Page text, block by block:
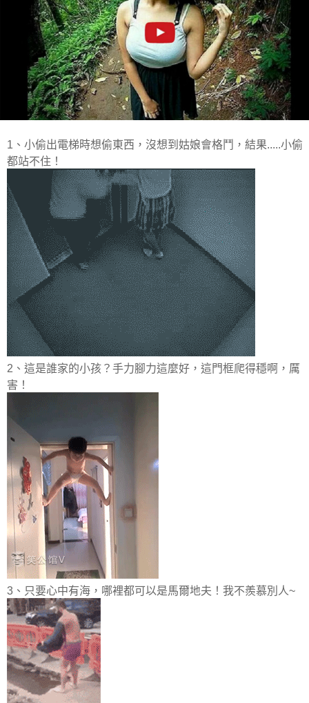
1、小偷出電梯時想偷東西，沒想到姑娘會格鬥，結果.....小偷
都站不住！
2、這是誰家的小孩？手力腳力這麼好，這門框爬得穩啊，厲
害！
3、只要心中有海，哪裡都可以是馬爾地夫！我不羨慕別人~